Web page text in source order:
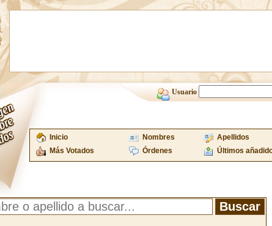
Usuario
Inicio Nombres Apellidos
Más Votados
Órdenes Últimos